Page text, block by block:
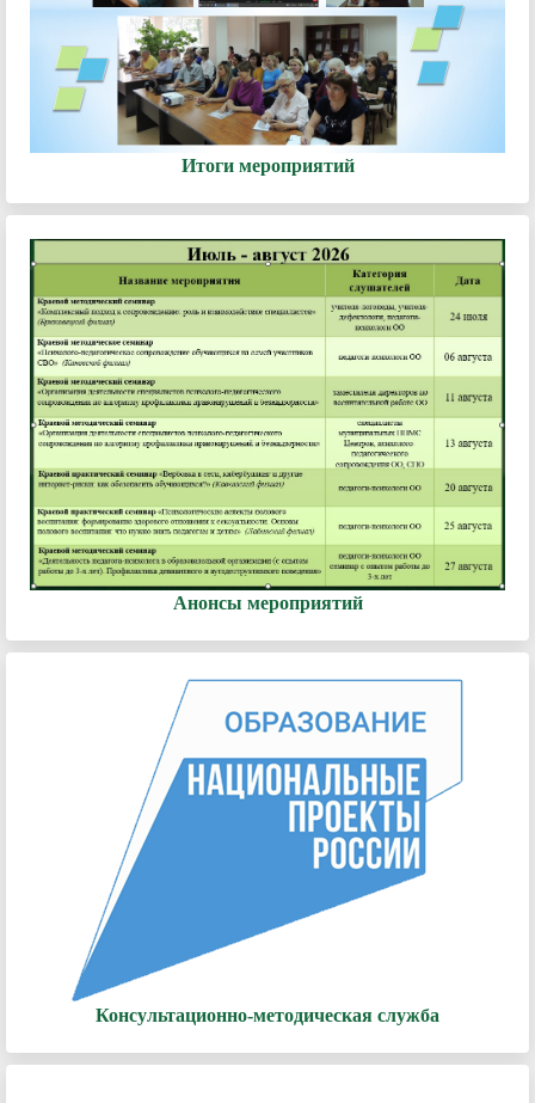
Итоги мероприятий
Анонсы мероприятий
Консультационно-методическая служба